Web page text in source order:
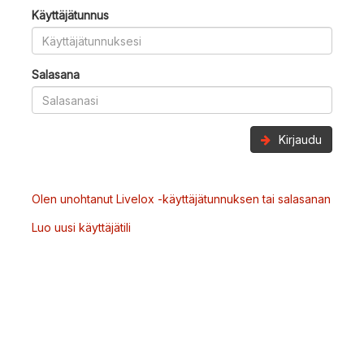
Käyttäjätunnus
Salasana
Kirjaudu
Olen unohtanut Livelox -käyttäjätunnuksen tai salasanan
Luo uusi käyttäjätili